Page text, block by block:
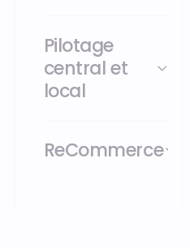
Pilotage
central et
local
ReCommerce